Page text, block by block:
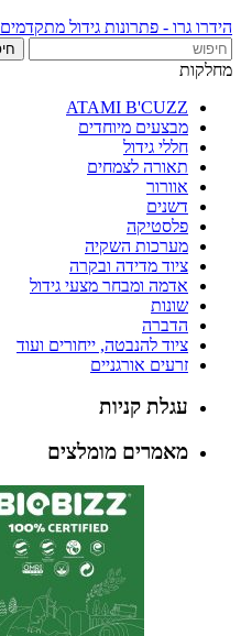
הידרו גרו - פתרונות גידול מתקדמים
מחלקות
ATAMI B'CUZZ
מבצעים מיוחדים
חללי גידול
תאורה לצמחים
אוורור
דשנים
פלסטיקה
מערכות השקיה
ציוד מדידה ובקרה
אדמה ומבחר מצעי גידול
שונות
הדברה
ציוד להנבטה, ייחורים ועוד
זרעים אורגניים
עגלת קניות
מאמרים מומלצים